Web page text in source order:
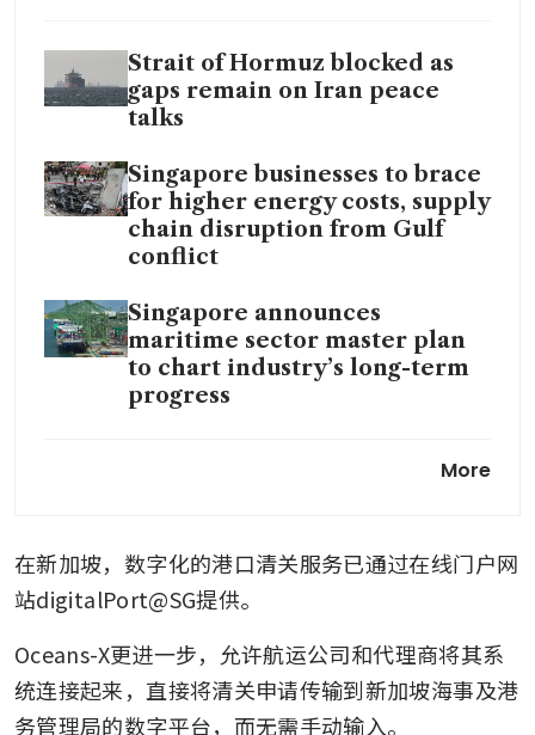
Strait of Hormuz blocked as
gaps remain on Iran peace
talks
Singapore businesses to brace
for higher energy costs, supply
chain disruption from Gulf
conflict
Singapore announces
maritime sector master plan
to chart industry’s long-term
progress
Cornering the market?
Charter yacht operators fear
price hikes if SUTL acquires
Marina at Keppel Bay
More
在新加坡，数字化的港口清关服务已通过在线门户网
站digitalPort@SG提供。
Oceans-X更进一步，允许航运公司和代理商将其系
统连接起来，直接将清关申请传输到新加坡海事及港
务管理局的数字平台，而无需手动输入。